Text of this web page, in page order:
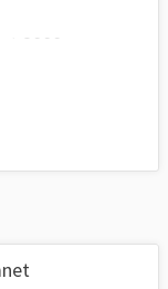
2000
format.
bild